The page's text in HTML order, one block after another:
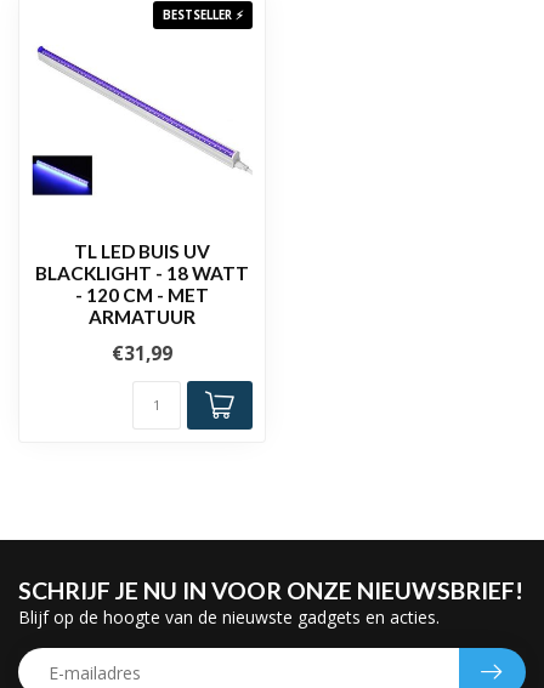
BESTSELLER ⚡
TL LED BUIS UV
BLACKLIGHT - 18 WATT
- 120 CM - MET
ARMATUUR
€31,99
SCHRIJF JE NU IN VOOR ONZE NIEUWSBRIEF!
Blijf op de hoogte van de nieuwste gadgets en acties.